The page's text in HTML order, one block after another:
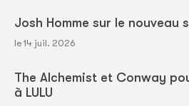
Josh Homme sur le nouveau
le 14 juil. 2026
The Alchemist et Conway
à LULU